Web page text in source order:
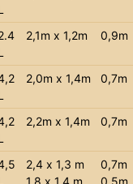
2,1m x 1,2m 0,9m
2,0m x 1,4m 0,7m
2,2m x 1,4m 0,7m
2,4 x 1,3 m
1,8 x 1,4 m
0,7m
0,5m